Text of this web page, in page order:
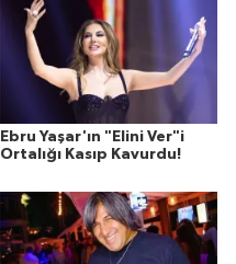
Ebru Yaşar'ın "Elini Ver"i
Ortalığı Kasıp Kavurdu!